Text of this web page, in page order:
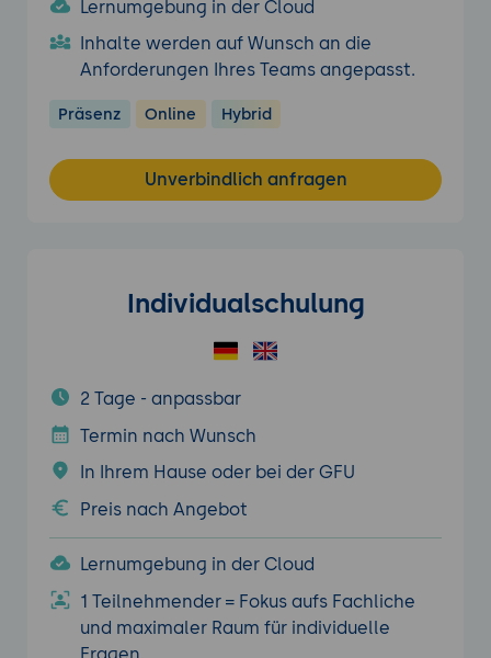
Lernumgebung in der Cloud
Inhalte werden auf Wunsch an die
Anforderungen Ihres Teams angepasst.
Präsenz Online Hybrid
Unverbindlich anfragen
Individualschulung
2 Tage - anpassbar
Termin nach Wunsch
In Ihrem Hause oder bei der GFU
Preis nach Angebot
Lernumgebung in der Cloud
1 Teilnehmender = Fokus aufs Fachliche
und maximaler Raum für individuelle